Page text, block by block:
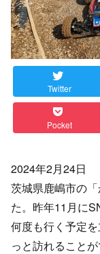
Twitter
Pocket
2024年2月24日
茨城県鹿嶋市の
た。昨年11月に
何度も行く予定
っと訪れることが